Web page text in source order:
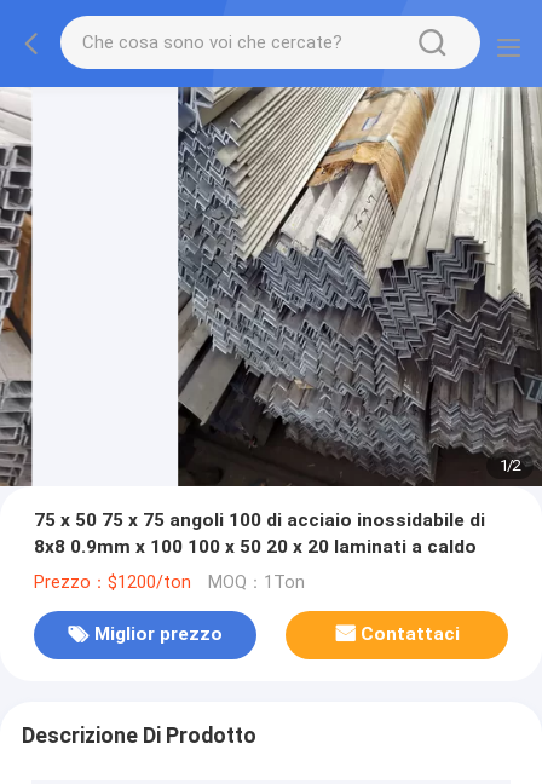
1/2
75 x 50 75 x 75 angoli 100 di acciaio inossidabile di
8x8 0.9mm x 100 100 x 50 20 x 20 laminati a caldo
Prezzo：$1200/ton MOQ：1Ton
Miglior prezzo Contattaci
Descrizione Di Prodotto